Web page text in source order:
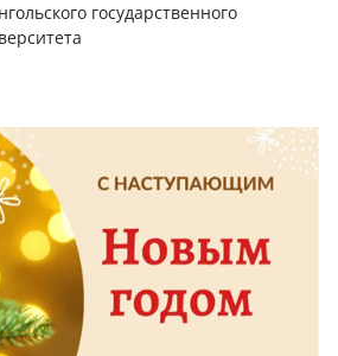
государственного